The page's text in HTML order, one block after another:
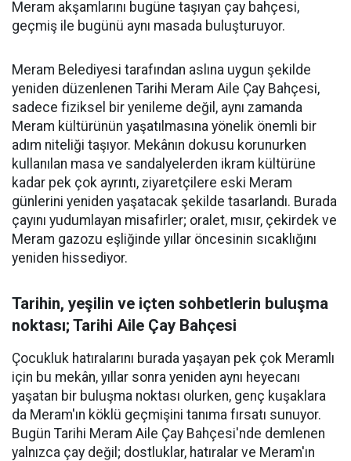
Meram akşamlarını bugüne taşıyan çay bahçesi,
geçmiş ile bugünü aynı masada buluşturuyor.
Meram Belediyesi tarafından aslına uygun şekilde
yeniden düzenlenen Tarihi Meram Aile Çay Bahçesi,
sadece fiziksel bir yenileme değil, aynı zamanda
Meram kültürünün yaşatılmasına yönelik önemli bir
adım niteliği taşıyor. Mekânın dokusu korunurken
kullanılan masa ve sandalyelerden ikram kültürüne
kadar pek çok ayrıntı, ziyaretçilere eski Meram
günlerini yeniden yaşatacak şekilde tasarlandı. Burada
çayını yudumlayan misafirler; oralet, mısır, çekirdek ve
Meram gazozu eşliğinde yıllar öncesinin sıcaklığını
yeniden hissediyor.
Tarihin, yeşilin ve içten sohbetlerin buluşma
noktası; Tarihi Aile Çay Bahçesi
Çocukluk hatıralarını burada yaşayan pek çok Meramlı
için bu mekân, yıllar sonra yeniden aynı heyecanı
yaşatan bir buluşma noktası olurken, genç kuşaklara
da Meram'ın köklü geçmişini tanıma fırsatı sunuyor.
Bugün Tarihi Meram Aile Çay Bahçesi'nde demlenen
yalnızca çay değil; dostluklar, hatıralar ve Meram'ın